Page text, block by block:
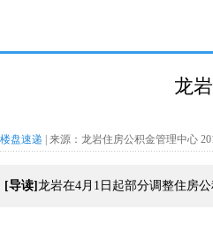
龙
楼盘速递 | 来源：龙岩住房公积金管理中心
[导读] 龙岩在4月1日起部分调整住房